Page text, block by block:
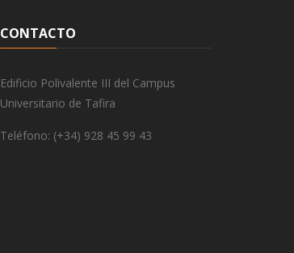
CONTACTO
Edificio Polivalente III del Campus
Universitario de Tafira
Teléfono: (+34) 928 45 99 43